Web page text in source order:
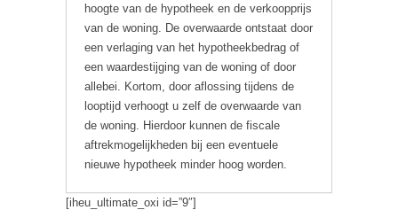
hoogte van de hypotheek en de verkoopprijs
van de woning. De overwaarde ontstaat door
een verlaging van het hypotheekbedrag of
een waardestijging van de woning of door
allebei. Kortom, door aflossing tijdens de
looptijd verhoogt u zelf de overwaarde van
de woning. Hierdoor kunnen de fiscale
aftrekmogelijkheden bij een eventuele
nieuwe hypotheek minder hoog worden.
[iheu_ultimate_oxi id=”9″]